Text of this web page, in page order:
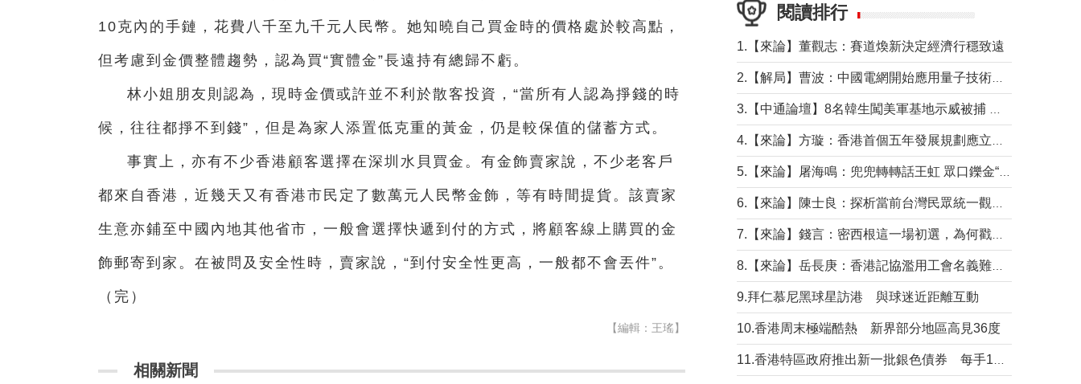
10克內的手鏈，花費八千至九千元人民幣。她知曉自己買金時的價格處於較高點，
但考慮到金價整體趨勢，認為買“實體金”長遠持有總歸不虧。
林小姐朋友則認為，現時金價或許並不利於散客投資，“當所有人認為掙錢的時
候，往往都掙不到錢”，但是為家人添置低克重的黃金，仍是較保值的儲蓄方式。
事實上，亦有不少香港顧客選擇在深圳水貝買金。有金飾賣家說，不少老客戶
都來自香港，近幾天又有香港市民定了數萬元人民幣金飾，等有時間提貨。該賣家
生意亦鋪至中國內地其他省市，一般會選擇快遞到付的方式，將顧客線上購買的金
飾郵寄到家。在被問及安全性時，賣家說，“到付安全性更高，一般都不會丟件”。
（完）
【編輯：王瑤】
相關新聞
閱讀排行
1.【來論】董觀志：賽道煥新決定經濟行穩致遠
9.拜仁慕尼黑球星訪港 與球迷近距離互動
10.香港周末極端酷熱 新界部分地區高見36度